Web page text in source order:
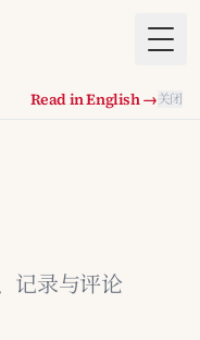
Read in English →关闭
记录与评论